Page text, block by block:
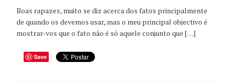
Boas rapazes, muito se diz acerca dos fatos principalmente
de quando os devemos usar, mas o meu principal objectivo é
mostrar-vos que o fato não é só aquele conjunto que […]
Save